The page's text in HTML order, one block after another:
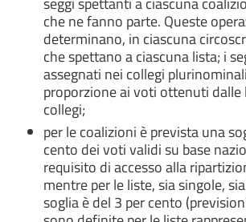
che ne fanno parte. Queste
determinano, in ciascuna
che spettano a ciascuna lista; i
assegnati nei collegi
proporzione ai voti ottenuti dalle
collegi;
per le coalizioni è prevista una
cento dei voti validi su base
requisito di accesso alla
mentre per le liste, sia singole,
soglia è del 3 per cento